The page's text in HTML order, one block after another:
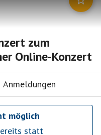
zum
Online-Konzert
Anmeldungen
möglich
statt